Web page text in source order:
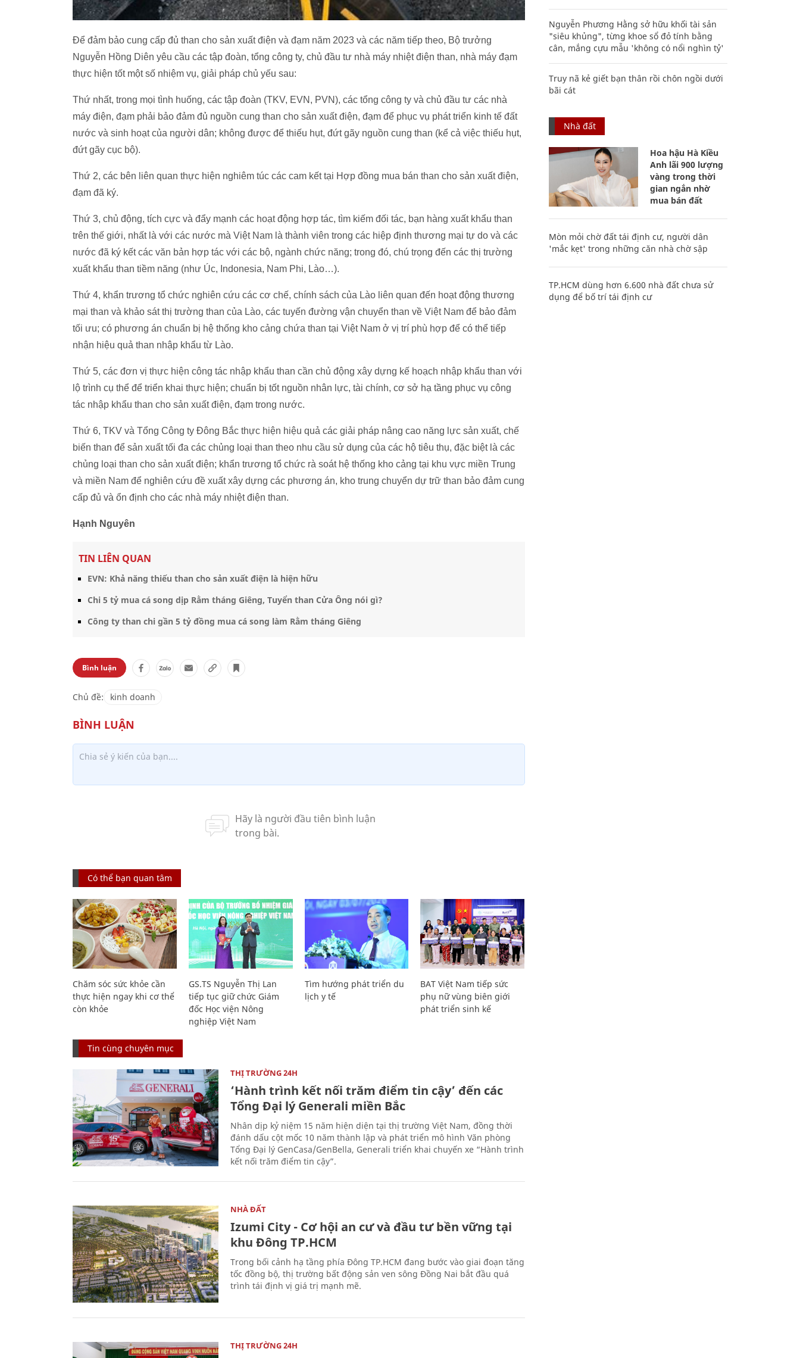
Để đảm bảo cung cấp đủ than cho sản xuất điện và đạm năm 2023 và các năm tiếp theo, Bộ trưởng
Nguyễn Hồng Diên yêu cầu các tập đoàn, tổng công ty, chủ đầu tư nhà máy nhiệt điện than, nhà máy đạm
thực hiện tốt một số nhiệm vụ, giải pháp chủ yếu sau:
Thứ nhất, trong mọi tình huống, các tập đoàn (TKV, EVN, PVN), các tổng công ty và chủ đầu tư các nhà
máy điện, đạm phải bảo đảm đủ nguồn cung than cho sản xuất điện, đạm để phục vụ phát triển kinh tế đất
nước và sinh hoạt của người dân; không được để thiếu hụt, đứt gãy nguồn cung than (kể cả việc thiếu hụt,
đứt gãy cục bộ).
Thứ 2, các bên liên quan thực hiện nghiêm túc các cam kết tại Hợp đồng mua bán than cho sản xuất điện,
đạm đã ký.
Thứ 3, chủ động, tích cực và đẩy mạnh các hoạt động hợp tác, tìm kiếm đối tác, bạn hàng xuất khẩu than
trên thế giới, nhất là với các nước mà Việt Nam là thành viên trong các hiệp định thương mại tự do và các
nước đã ký kết các văn bản hợp tác với các bộ, ngành chức năng; trong đó, chú trọng đến các thị trường
xuất khẩu than tiềm năng (như Úc, Indonesia, Nam Phi, Lào…).
Thứ 4, khẩn trương tổ chức nghiên cứu các cơ chế, chính sách của Lào liên quan đến hoạt động thương
mại than và khảo sát thị trường than của Lào, các tuyến đường vận chuyển than về Việt Nam để bảo đảm
tối ưu; có phương án chuẩn bị hệ thống kho cảng chứa than tại Việt Nam ở vị trí phù hợp để có thể tiếp
nhận hiệu quả than nhập khẩu từ Lào.
Thứ 5, các đơn vị thực hiện công tác nhập khẩu than cần chủ động xây dựng kế hoạch nhập khẩu than với
lộ trình cụ thể để triển khai thực hiện; chuẩn bị tốt nguồn nhân lực, tài chính, cơ sở hạ tầng phục vụ công
tác nhập khẩu than cho sản xuất điện, đạm trong nước.
Thứ 6, TKV và Tổng Công ty Đông Bắc thực hiện hiệu quả các giải pháp nâng cao năng lực sản xuất, chế
biến than để sản xuất tối đa các chủng loại than theo nhu cầu sử dụng của các hộ tiêu thụ, đặc biệt là các
chủng loại than cho sản xuất điện; khẩn trương tổ chức rà soát hệ thống kho cảng tại khu vực miền Trung
và miền Nam để nghiên cứu đề xuất xây dựng các phương án, kho trung chuyển dự trữ than bảo đảm cung
cấp đủ và ổn định cho các nhà máy nhiệt điện than.
Hạnh Nguyên
TIN LIÊN QUAN
EVN: Khả năng thiếu than cho sản xuất điện là hiện hữu
Chi 5 tỷ mua cá song dịp Rằm tháng Giêng, Tuyển than Cửa Ông nói gì?
Công ty than chi gần 5 tỷ đồng mua cá song làm Rằm tháng Giêng
Bình luận
Chủ đề: kinh doanh
Có thể bạn quan tâm
Chăm sóc sức khỏe cần
thực hiện ngay khi cơ thể
còn khỏe
GS.TS Nguyễn Thị Lan
tiếp tục giữ chức Giám
đốc Học viện Nông
nghiệp Việt Nam
Tìm hướng phát triển du
lịch y tế
BAT Việt Nam tiếp sức
phụ nữ vùng biên giới
phát triển sinh kế
Tin cùng chuyên mục
THỊ TRƯỜNG 24H
‘Hành trình kết nối trăm điểm tin cậy’ đến các
Tổng Đại lý Generali miền Bắc
Nhân dịp kỷ niệm 15 năm hiện diện tại thị trường Việt Nam, đồng thời
đánh dấu cột mốc 10 năm thành lập và phát triển mô hình Văn phòng
Tổng Đại lý GenCasa/GenBella, Generali triển khai chuyến xe “Hành trình
kết nối trăm điểm tin cậy”.
NHÀ ĐẤT
Izumi City - Cơ hội an cư và đầu tư bền vững tại
khu Đông TP.HCM
Trong bối cảnh hạ tầng phía Đông TP.HCM đang bước vào giai đoạn tăng
tốc đồng bộ, thị trường bất động sản ven sông Đồng Nai bắt đầu quá
trình tái định vị giá trị mạnh mẽ.
THỊ TRƯỜNG 24H
Nguyễn Phương Hằng sở hữu khối tài sản
"siêu khủng", từng khoe sổ đỏ tính bằng
cân, mắng cựu mẫu 'không có nổi nghìn tỷ'
Truy nã kẻ giết bạn thân rồi chôn ngồi dưới
bãi cát
Nhà đất
Hoa hậu Hà Kiều
Anh lãi 900 lượng
vàng trong thời
gian ngắn nhờ
mua bán đất
Mòn mỏi chờ đất tái định cư, người dân
'mắc kẹt' trong những căn nhà chờ sập
TP.HCM dùng hơn 6.600 nhà đất chưa sử
dụng để bố trí tái định cư